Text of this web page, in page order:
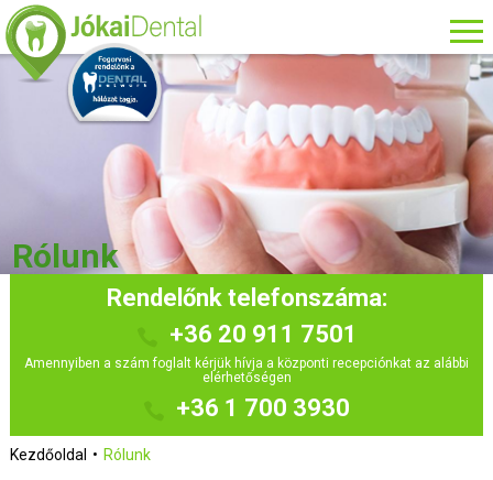
Rólunk
Rendelőnk telefonszáma:
+36 20 911 7501
Amennyiben a szám foglalt kérjük hívja a központi recepciónkat az alábbi
elérhetőségen
+36 1 700 3930
Kezdőoldal Rólunk